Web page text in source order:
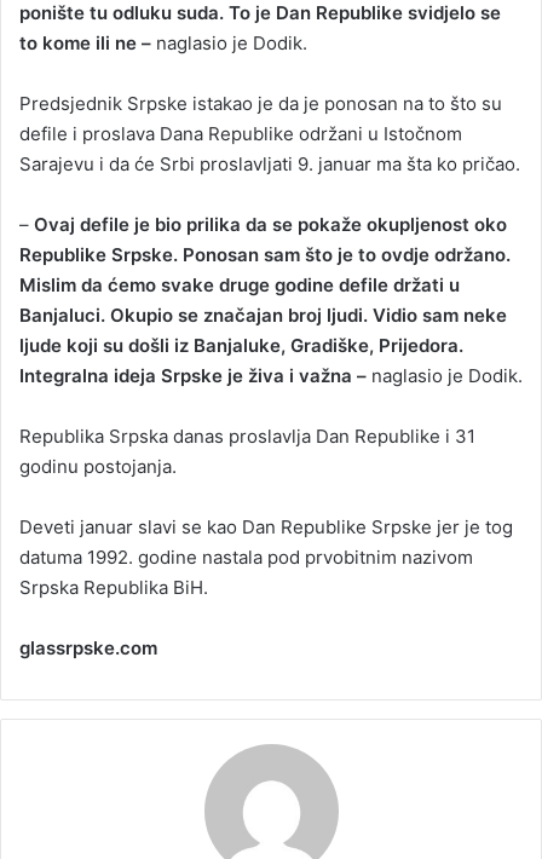
ponište tu odluku suda. To je Dan Republike svidjelo se
to kome ili ne – naglasio je Dodik.
Predsjednik Srpske istakao je da je ponosan na to što su
defile i proslava Dana Republike održani u Istočnom
Sarajevu i da će Srbi proslavljati 9. januar ma šta ko pričao.
– Ovaj defile je bio prilika da se pokaže okupljenost oko
Republike Srpske. Ponosan sam što je to ovdje održano.
Mislim da ćemo svake druge godine defile držati u
Banjaluci. Okupio se značajan broj ljudi. Vidio sam neke
ljude koji su došli iz Banjaluke, Gradiške, Prijedora.
Integralna ideja Srpske je živa i važna – naglasio je Dodik.
Republika Srpska danas proslavlja Dan Republike i 31
godinu postojanja.
Deveti januar slavi se kao Dan Republike Srpske jer je tog
datuma 1992. godine nastala pod prvobitnim nazivom
Srpska Republika BiH.
glassrpske.com